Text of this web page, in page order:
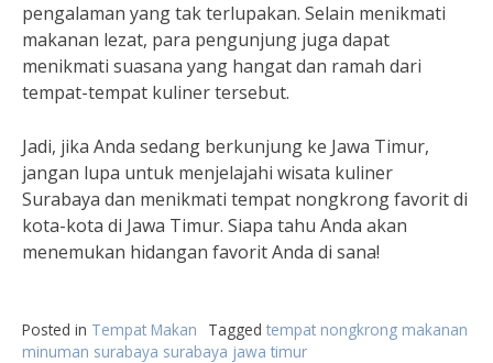
pengalaman yang tak terlupakan. Selain menikmati
makanan lezat, para pengunjung juga dapat
menikmati suasana yang hangat dan ramah dari
tempat-tempat kuliner tersebut.
Jadi, jika Anda sedang berkunjung ke Jawa Timur,
jangan lupa untuk menjelajahi wisata kuliner
Surabaya dan menikmati tempat nongkrong favorit di
kota-kota di Jawa Timur. Siapa tahu Anda akan
menemukan hidangan favorit Anda di sana!
Posted in Tempat Makan Tagged tempat nongkrong makanan
minuman surabaya surabaya jawa timur